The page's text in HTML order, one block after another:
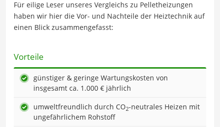
Für eilige Leser unseres Vergleichs zu Pelletheizungen
haben wir hier die Vor- und Nachteile der Heiztechnik auf
einen Blick zusammengefasst:
Vorteile
günstiger & geringe Wartungskosten von
insgesamt ca. 1.000 € jährlich
umweltfreundlich durch CO2-neutrales Heizen mit
ungefährlichem Rohstoff